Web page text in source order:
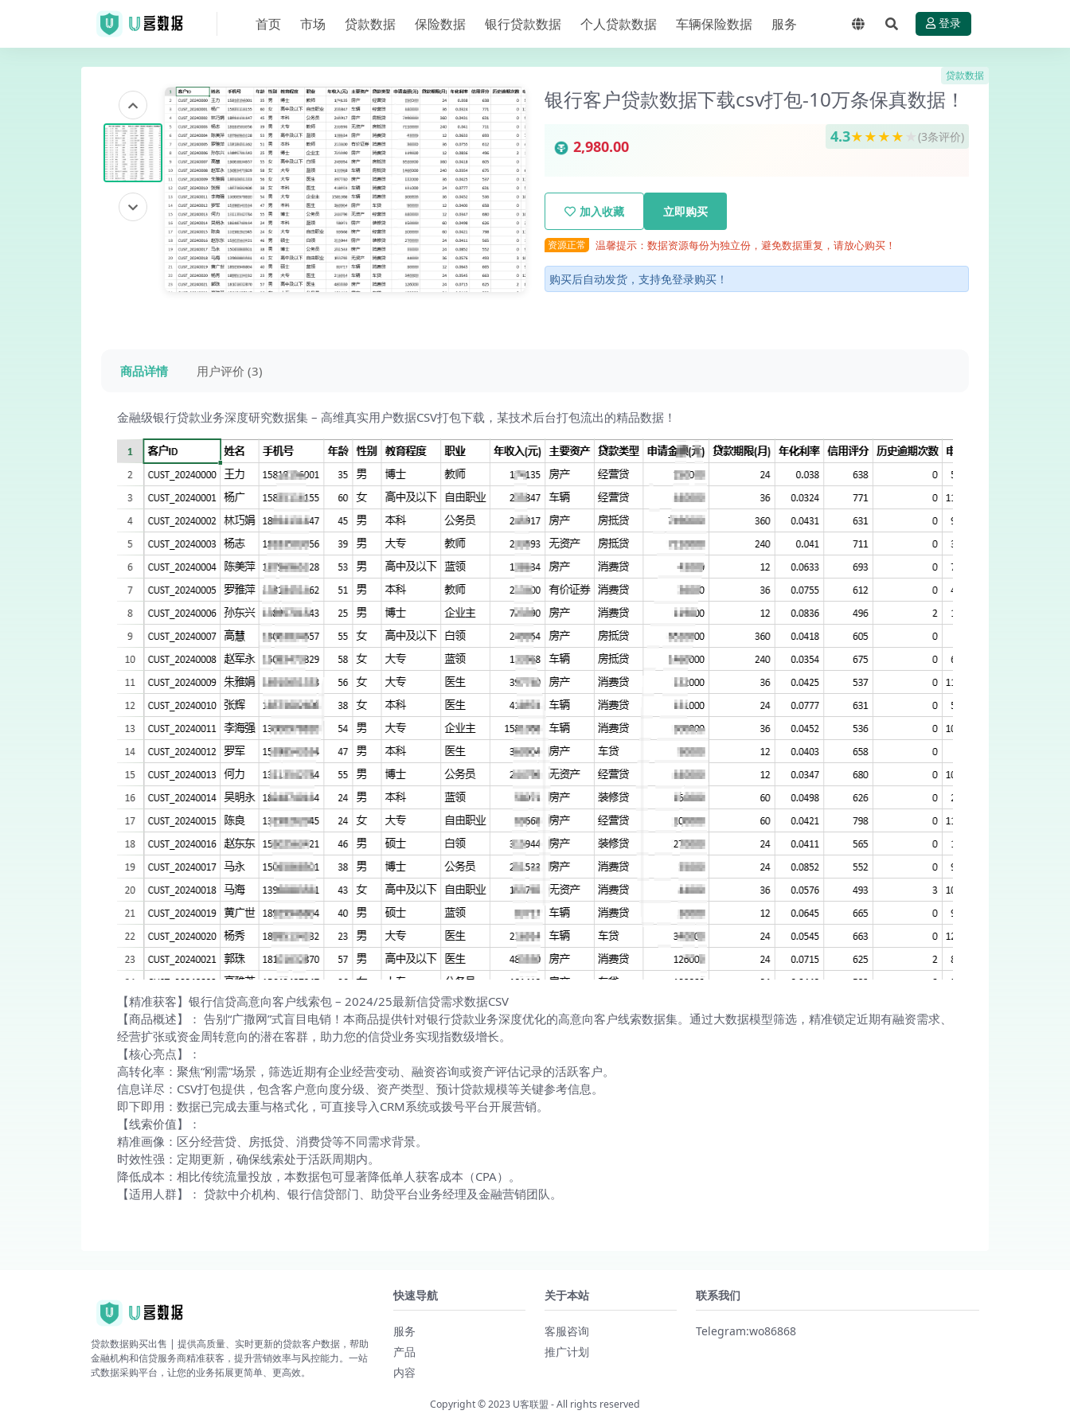
首页 市场 贷款数据 保险数据 银行贷款数据 个人贷款数据 车辆保险数据 服务 登录
银行客户贷款数据下载csv打包-10万条保真数据！
2,980.00
4.3★★★★ (3条评价)
贷款数据
加入收藏 立即购买
资源正常 温馨提示：数据资源每份为独立份，避免数据重复，请放心购买！
购买后自动发货，支持免登录购买！
商品详情 用户评价 (3)
金融级银行贷款业务深度研究数据集 – 高维真实用户数据CSV打包下载，某技术后台打包流出的精品数据！
【精准获客】银行信贷高意向客户线索包 – 2024/25最新信贷需求数据CSV
【商品概述】： 告别“广撒网”式盲目电销！本商品提供针对银行贷款业务深度优化的高意向客户线索数据集。通过大数据模型筛选，精准锁定近期有融资需求、
经营扩张或资金周转意向的潜在客群，助力您的信贷业务实现指数级增长。
【核心亮点】：
高转化率：聚焦“刚需”场景，筛选近期有企业经营变动、融资咨询或资产评估记录的活跃客户。
信息详尽：CSV打包提供，包含客户意向度分级、资产类型、预计贷款规模等关键参考信息。
即下即用：数据已完成去重与格式化，可直接导入CRM系统或拨号平台开展营销。
【线索价值】：
精准画像：区分经营贷、房抵贷、消费贷等不同需求背景。
时效性强：定期更新，确保线索处于活跃周期内。
降低成本：相比传统流量投放，本数据包可显著降低单人获客成本（CPA）。
【适用人群】： 贷款中介机构、银行信贷部门、助贷平台业务经理及金融营销团队。
贷款数据购买出售 | 提供高质量、实时更新的贷款客户数据，帮助
金融机构和信贷服务商精准获客，提升营销效率与风控能力。一站
式数据采购平台，让您的业务拓展更简单、更高效。
快速导航
服务
产品
内容
关于本站
客服咨询
推广计划
联系我们
Telegram:wo86868
Copyright © 2023 U客联盟 - All rights reserved